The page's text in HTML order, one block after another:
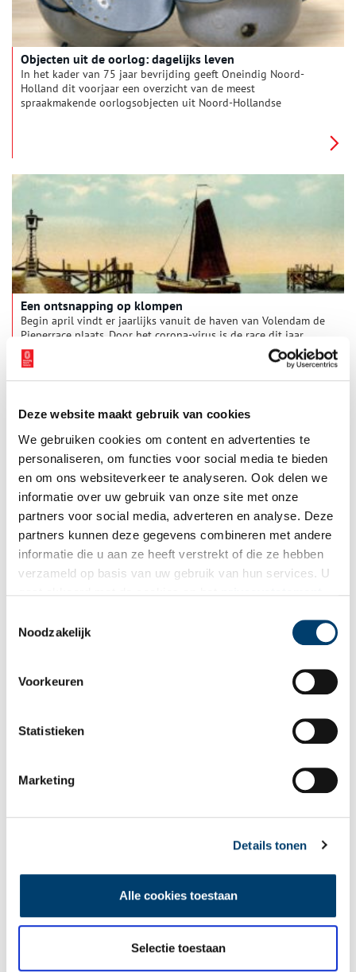
Deze website maakt gebruik van cookies
We gebruiken cookies om content en advertenties te
personaliseren, om functies voor social media te bieden
en om ons websiteverkeer te analyseren. Ook delen we
informatie over uw gebruik van onze site met onze
partners voor social media, adverteren en analyse. Deze
partners kunnen deze gegevens combineren met andere
informatie die u aan ze heeft verstrekt of die ze hebben
verzameld op basis van uw gebruik van hun services. U
Noodzakelijk
Voorkeuren
Statistieken
Marketing
Details tonen
Alle cookies toestaan
Selectie toestaan
Objecten uit de oorlog: dagelijks leven
In het kader van 75 jaar bevrijding geeft Oneindig Noord-
Holland dit voorjaar een overzicht van de meest
spraakmakende oorlogsobjecten uit Noord-Hollandse
Een ontsnapping op klompen
Begin april vindt er jaarlijks vanuit de haven van Volendam de
Pieperrace plaats. Door het corona-virus is de race dit jaar
helaas afgelast. De Pieperrace is een herinnering aan de
aardappeltochten die de Volendammer vissers tijdens de
oorlog ondernamen naar Friesland en Overijssel, om daar
steden in het westen. Over één van deze tochten is een
spannend verhaal, verteld door de 95-jarige Andries Steur. Hij
maakte met zijn vader en broer enkele angstige dagen door op
hun vissersschip.
Zandvoort: van visafslag tot mondaine badplaats
Wat hebben keizerin Sisi en een oor op sterk water met elkaar
te maken? Zandvoort! Kijk maar in het Zandvoorts Museum.
De relatief jonge polder Wijkermeer (de voorbereidende
bewerkt worden) is 700 ha groot. Hij strekt zich uit van
Het grootste deel van de Wijkermeer valt onder de gemeente